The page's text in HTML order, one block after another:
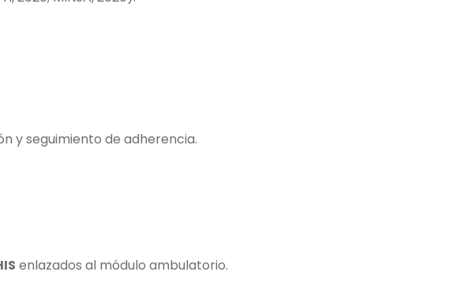
y seguimiento de adherencia.
enlazados al módulo ambulatorio.